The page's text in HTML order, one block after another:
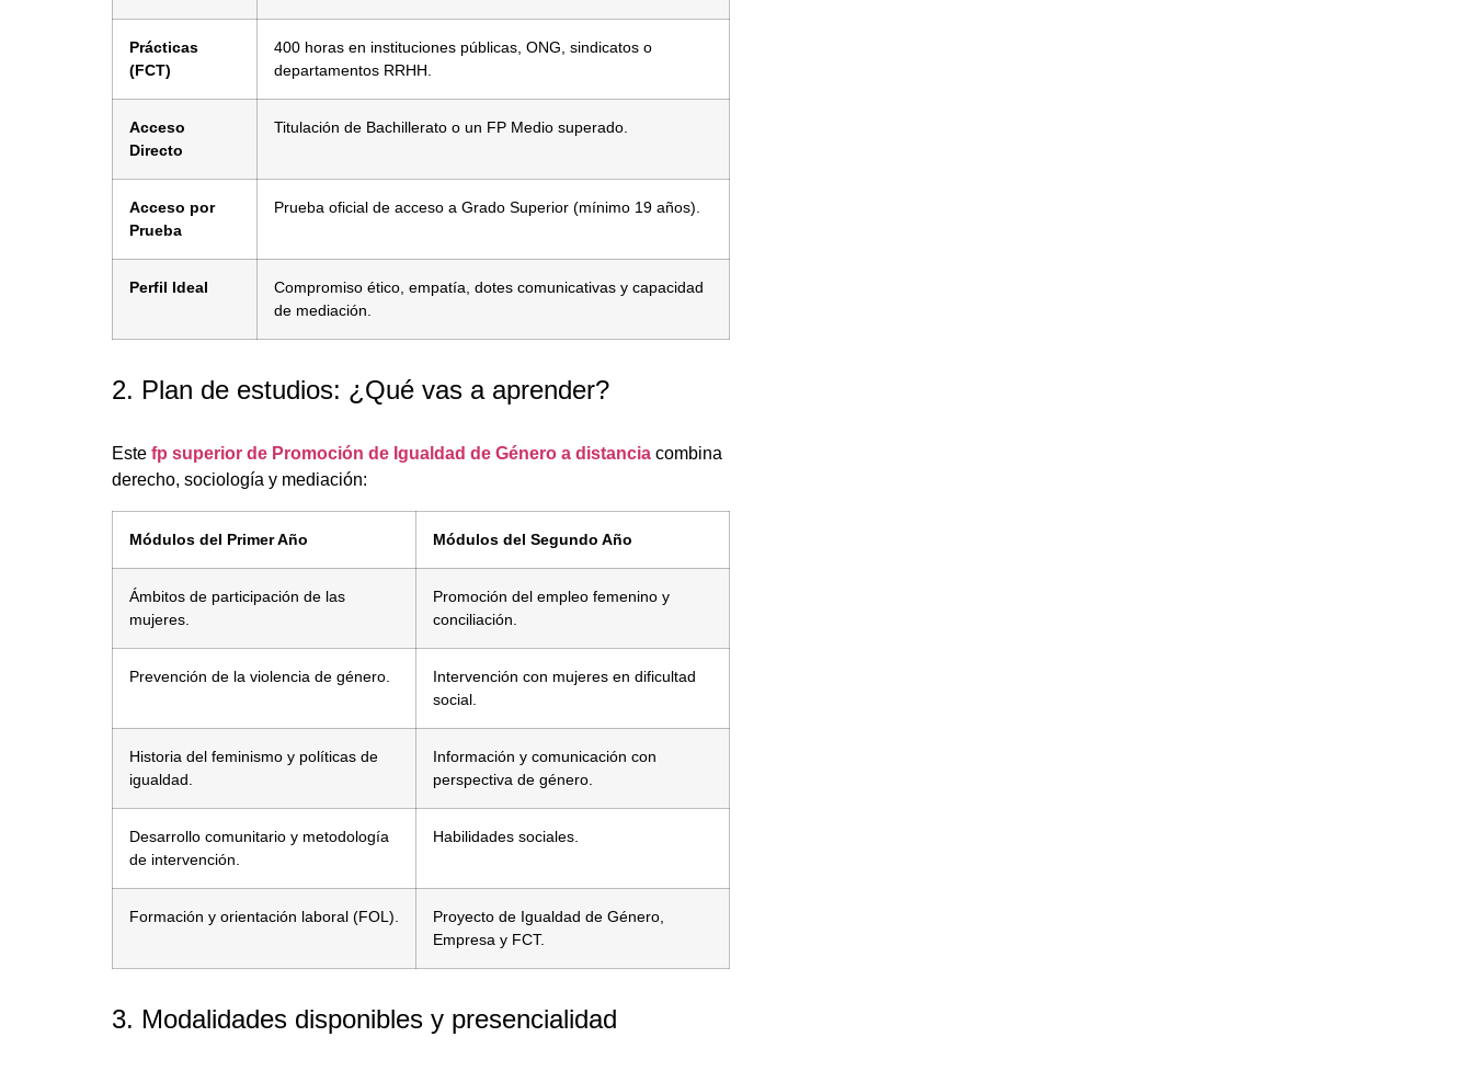
Prácticas
(FCT)
400 horas en instituciones públicas, ONG, sindicatos o
departamentos RRHH.
Acceso
Directo
Titulación de Bachillerato o un FP Medio superado.
Acceso por
Prueba
Prueba oficial de acceso a Grado Superior (mínimo 19 años).
Perfil Ideal
Compromiso ético, empatía, dotes comunicativas y capacidad
de mediación.
2. Plan de estudios: ¿Qué vas a aprender?
Este fp superior de Promoción de Igualdad de Género a distancia combina
derecho, sociología y mediación:
Módulos del Primer Año Módulos del Segundo Año
Ámbitos de participación de las
mujeres.
Promoción del empleo femenino y
conciliación.
Prevención de la violencia de género.
Intervención con mujeres en dificultad
social.
Historia del feminismo y políticas de
igualdad.
Información y comunicación con
perspectiva de género.
Desarrollo comunitario y metodología
de intervención.
Habilidades sociales.
Formación y orientación laboral (FOL).
Proyecto de Igualdad de Género,
Empresa y FCT.
3. Modalidades disponibles y presencialidad